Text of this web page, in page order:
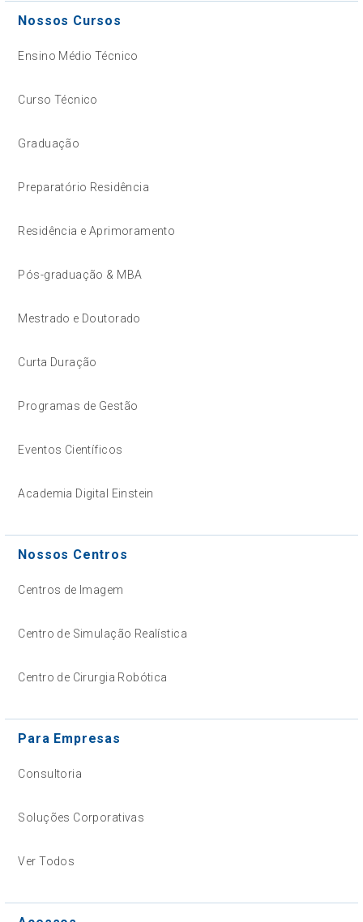
Nossos Cursos
Ensino Médio Técnico
Curso Técnico
Graduação
Preparatório Residência
Residência e Aprimoramento
Pós-graduação & MBA
Mestrado e Doutorado
Curta Duração
Programas de Gestão
Eventos Científicos
Academia Digital Einstein
Nossos Centros
Centros de Imagem
Centro de Simulação Realística
Centro de Cirurgia Robótica
Para Empresas
Consultoria
Soluções Corporativas
Ver Todos